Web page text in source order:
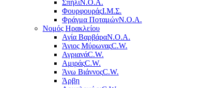
ΣπήλιΝ.Ο.Α.
ΦουρφουράςΙ.Μ.Σ.
Φράγμα ΠοταμώνΝ.Ο.Α.
Νομός Ηρακλείου
Αγία ΒαρβάραΝ.Ο.Α.
Άγιος ΜύρωναςC.W.
ΑγριανάC.W.
ΑμιράςC.W.
Άνω ΒιάννοςC.W.
Άρβη